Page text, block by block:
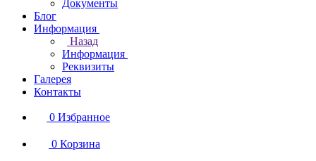
Документы
Блог
Информация
Назад
Информация
Реквизиты
Галерея
Контакты
0 Избранное
0 Корзина